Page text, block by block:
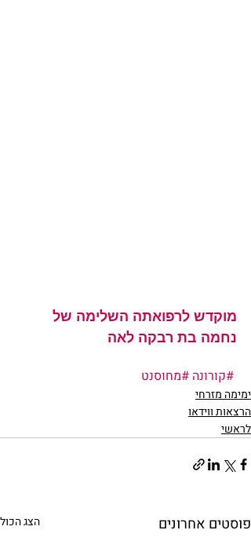
מוקדש לרפואתה השלימה של
נחמה בת רבקה לאה
#קורונה #מחוסנט
ימימה מזרחי
הרצאות ווידאו
לראשי
פוסטים אחרונים הצג הכול